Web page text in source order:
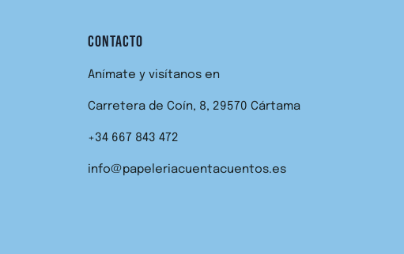
CONTACTO
Anímate y visítanos en
Carretera de Coín, 8, 29570 Cártama
+34 667 843 472
info@papeleriacuentacuentos.es